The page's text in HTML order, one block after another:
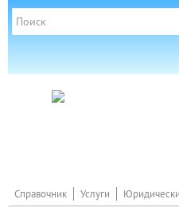
Справочник Услуги